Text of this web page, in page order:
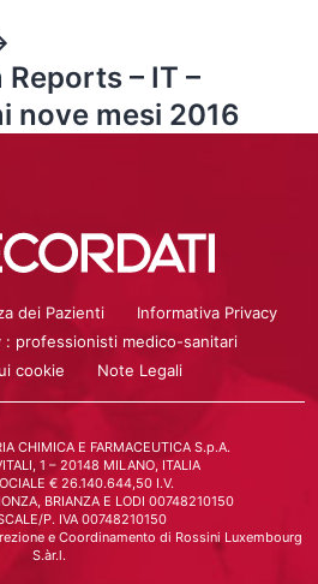
– IT –
nove mesi 2016
dei Pazienti
Informativa Privacy
: professionisti medico-sanitari
cookie
Note Legali
CHIMICA E FARMACEUTICA S.p.A.
1 – 20148 MILANO, ITALIA
€ 26.140.644,50 I.V.
BRIANZA E LODI 00748210150
P. IVA 00748210150
e Coordinamento di Rossini Luxembourg
S.àr.l.